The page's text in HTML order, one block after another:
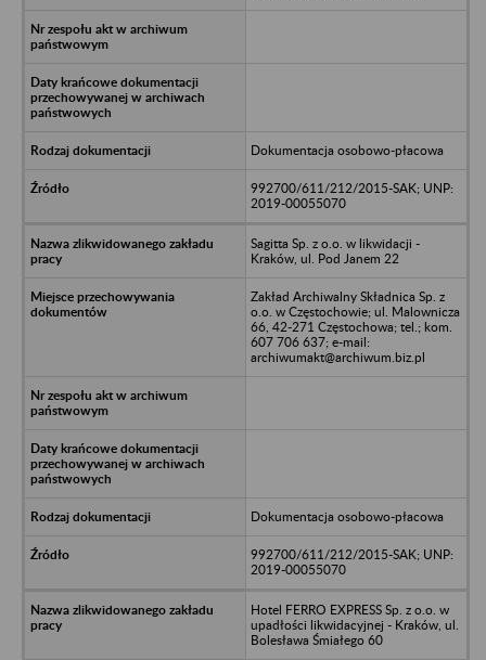
Dokumentacja osobowo-płacowa
992700/611/212/2015-SAK; UNP:
2019-00055070
Sagitta Sp. z o.o. w likwidacji -
Kraków, ul. Pod Janem 22
Zakład Archiwalny Składnica Sp. z
o.o. w Częstochowie; ul. Malownicza
66, 42-271 Częstochowa; tel.; kom.
607 706 637; e-mail:
archiwumakt@archiwum.biz.pl
Dokumentacja osobowo-płacowa
992700/611/212/2015-SAK; UNP:
2019-00055070
Hotel FERRO EXPRESS Sp. z o.o. w
upadłości likwidacyjnej - Kraków, ul.
Bolesława Śmiałego 60